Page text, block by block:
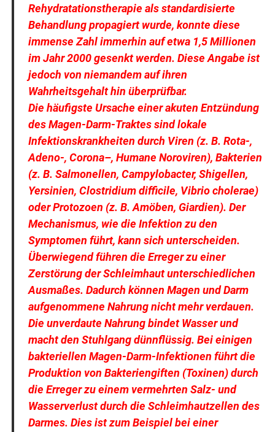
Rehydratationstherapie als standardisierte
Behandlung propagiert wurde, konnte diese
immense Zahl immerhin auf etwa 1,5 Millionen
im Jahr 2000 gesenkt werden. Diese Angabe ist
jedoch von niemandem auf ihren
Wahrheitsgehalt hin überprüfbar.
Die häufigste Ursache einer akuten Entzündung
des Magen-Darm-Traktes sind lokale
Infektionskrankheiten durch Viren (z. B. Rota-,
Adeno-, Corona–, Humane Noroviren), Bakterien
(z. B. Salmonellen, Campylobacter, Shigellen,
Yersinien, Clostridium difficile, Vibrio cholerae)
oder Protozoen (z. B. Amöben, Giardien). Der
Mechanismus, wie die Infektion zu den
Symptomen führt, kann sich unterscheiden.
Überwiegend führen die Erreger zu einer
Zerstörung der Schleimhaut unterschiedlichen
Ausmaßes. Dadurch können Magen und Darm
aufgenommene Nahrung nicht mehr verdauen.
Die unverdaute Nahrung bindet Wasser und
macht den Stuhlgang dünnflüssig. Bei einigen
bakteriellen Magen-Darm-Infektionen führt die
Produktion von Bakteriengiften (Toxinen) durch
die Erreger zu einem vermehrten Salz- und
Wasserverlust durch die Schleimhautzellen des
Darmes. Dies ist zum Beispiel bei einer